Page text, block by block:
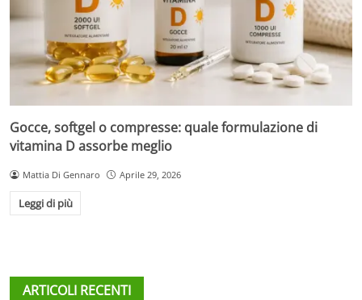
Gocce, softgel o compresse: quale formulazione di
vitamina D assorbe meglio
Mattia Di Gennaro Aprile 29, 2026
Leggi di più
ARTICOLI RECENTI